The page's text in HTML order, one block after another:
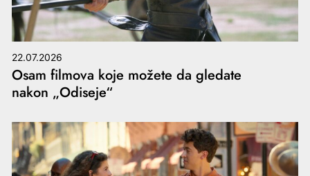
22.07.2026
Osam filmova koje možete da gledate
nakon „Odiseje“